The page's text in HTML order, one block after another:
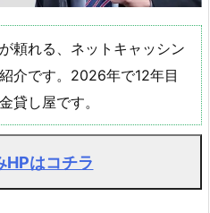
頼れる、ネットキャッシン
介です。2026年で12年目
貸し屋です。
HPはコチラ